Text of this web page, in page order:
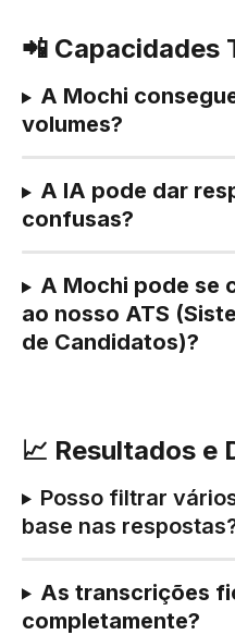
📲 Capacidades
A Mochi
volumes?
A IA pode dar
confusas?
A Mochi pode se
ao nosso ATS
de Candidatos)?
📈 Resultados e
Posso filtrar
base nas
As transcrições
completamente?